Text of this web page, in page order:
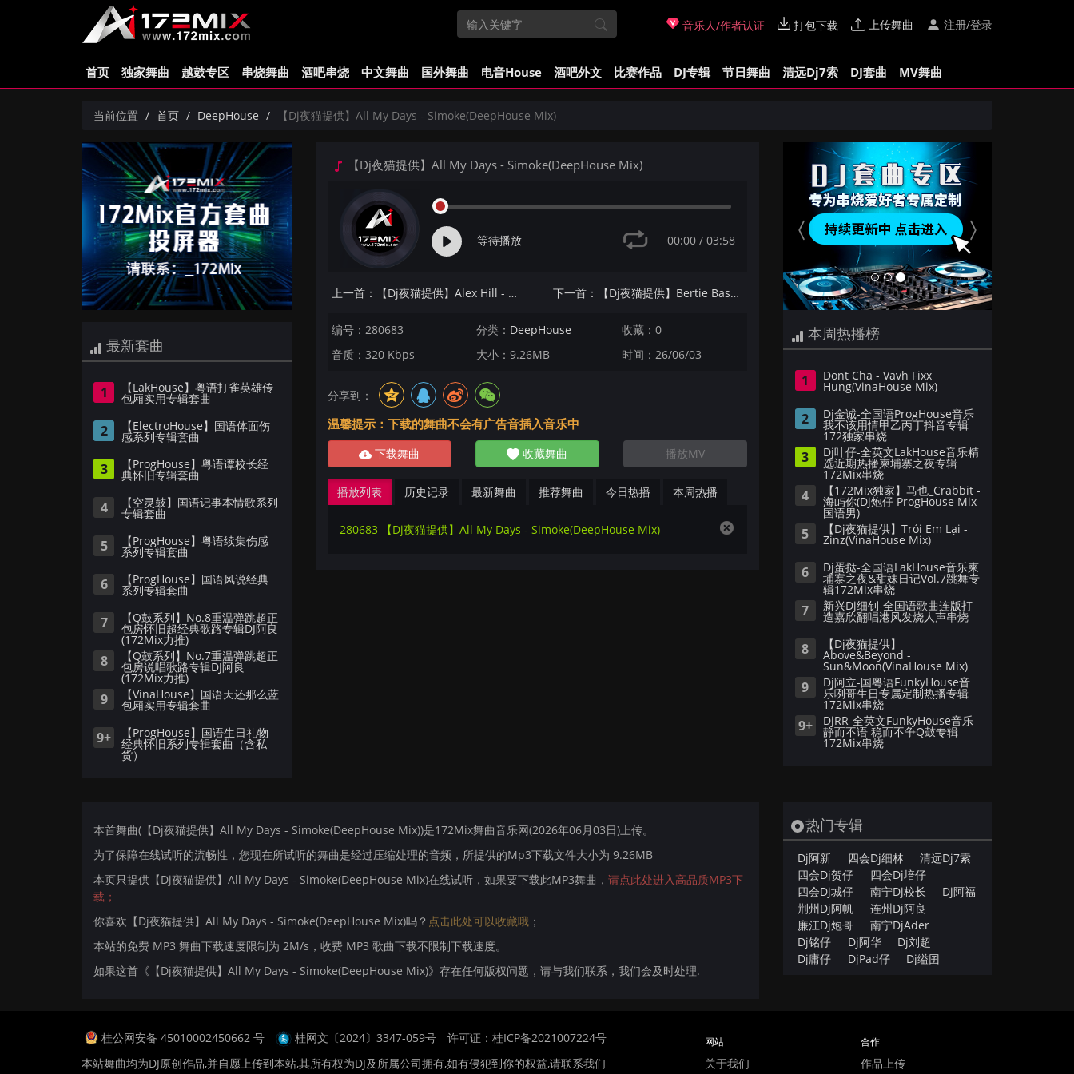
音乐人/作者认证 打包下载 上传舞曲 注册/登录
首页 独家舞曲 越鼓专区 串烧舞曲 酒吧串烧 中文舞曲 国外舞曲 电音House 酒吧外文 比赛作品 DJ专辑 节日舞曲 清远Dj7索 DJ套曲 MV舞曲
当前位置 首页 DeepHouse 【Dj夜猫提供】All My Days - Simoke(DeepHouse Mix)
最新套曲
1 【LakHouse】粤语打雀英雄传
包厢实用专辑套曲
2 【ElectroHouse】国语体面伤
感系列专辑套曲
3 【ProgHouse】粤语谭校长经
典怀旧专辑套曲
4 【空灵鼓】国语记事本情歌系列
专辑套曲
5 【ProgHouse】粤语续集伤感
系列专辑套曲
6 【ProgHouse】国语风说经典
系列专辑套曲
7 【Q鼓系列】No.8重温弹跳超正
包房怀旧超经典歌路专辑DJ阿良
(172Mix力推)
8 【Q鼓系列】No.7重温弹跳超正
包房说唱歌路专辑DJ阿良
(172Mix力推)
9 【VinaHouse】国语天还那么蓝
包厢实用专辑套曲
9+ 【ProgHouse】国语生日礼物
经典怀旧系列专辑套曲（含私
货）
【Dj夜猫提供】All My Days - Simoke(DeepHouse Mix)
等待播放 00:00 / 03:58
上一首：【Dj夜猫提供】Alex Hill - Rise(Simoke DeepHouse Mix) 下一首：【Dj夜猫提供】Bertie Bassett - Duet(DeepHouse Mix)
编号：280683 分类： DeepHouse
收藏：0
音质：320 Kbps
大小：9.26MB 时间：26/06/03
分享到：
温馨提示：下载的舞曲不会有广告音插入音乐中
下载舞曲 收藏舞曲 播放MV
播放列表 历史记录 最新舞曲 推荐舞曲 今日热播 本周热播
280683 【Dj夜猫提供】All My Days - Simoke(DeepHouse Mix)
Previous
本周热播榜
1 Dont Cha - Vavh Fixx
Hung(VinaHouse Mix)
2 Dj金诚-全国语ProgHouse音乐
我不该用情甲乙丙丁抖音专辑
172独家串烧
3 Dj叶仔-全英文LakHouse音乐精
选近期热播柬埔寨之夜专辑
172Mix串烧
4 【172Mix独家】马也_Crabbit -
海屿你(Dj炮仔 ProgHouse Mix
国语男)
5 【Dj夜猫提供】Trói Em Lại -
Zinz(VinaHouse Mix)
6 Dj蛋挞-全国语LakHouse音乐柬
埔寨之夜&甜妹日记Vol.7跳舞专
辑172Mix串烧
7 新兴Dj细钊-全国语歌曲连版打
造嘉欣翻唱港风发烧人声串烧
8 【Dj夜猫提供】
Above&Beyond -
Sun&Moon(VinaHouse Mix)
9 Dj阿立-国粤语FunkyHouse音
乐咧哥生日专属定制热播专辑
172Mix串烧
9+ DjRR-全英文FunkyHouse音乐
静而不语 稳而不争Q鼓专辑
172Mix串烧
本首舞曲(【Dj夜猫提供】All My Days - Simoke(DeepHouse Mix))是172Mix舞曲音乐网(2026年06月03日)上传。
为了保障在线试听的流畅性，您现在所试听的舞曲是经过压缩处理的音频，所提供的Mp3下载文件大小为 9.26MB
本页只提供【Dj夜猫提供】All My Days - Simoke(DeepHouse Mix)在线试听，如果要下载此MP3舞曲， 请点此处进入高品质MP3下
载；
你喜欢【Dj夜猫提供】All My Days - Simoke(DeepHouse Mix)吗？ 点击此处可以收藏哦 ；
本站的免费 MP3 舞曲下载速度限制为 2M/s，收费 MP3 歌曲下载不限制下载速度。
如果这首《【Dj夜猫提供】All My Days - Simoke(DeepHouse Mix)》存在任何版权问题，请与我们联系，我们会及时处理.
热门专辑
Dj阿新 四会Dj细林
清远Dj7索
四会Dj贺仔
四会Dj培仔
四会Dj城仔
南宁Dj校长
Dj阿福
荆州Dj阿帆
连州Dj阿良
廉江Dj炮哥
南宁DjAder
Dj铭仔
Dj阿华
Dj刘超
Dj庸仔
DjPad仔 Dj缢囝
桂公网安备 45010002450662 号 桂网文〔2024〕3347-059号
许可证：桂ICP备2021007224号
本站舞曲均为DJ原创作品,并自愿上传到本站,其所有权为DJ及所属公司拥有,如有侵犯到你的权益,请联系我们
网站
关于我们
合作
作品上传